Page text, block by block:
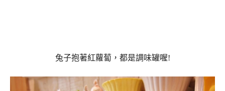
兔子抱著紅蘿蔔，都是調味罐喔!